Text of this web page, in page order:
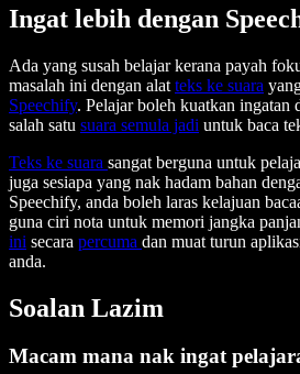
Ingat lebih dengan
Ada yang susah belajar kerana payah
masalah ini dengan alat teks ke suara
Speechify. Pelajar boleh kuatkan ingatan
salah satu suara semula jadi untuk baca
Teks ke suara sangat berguna untuk
juga sesiapa yang nak hadam bahan
Speechify, anda boleh laras kelajuan
guna ciri nota untuk memori jangka
ini secara percuma dan muat turun
anda.
Soalan Lazim
Macam mana nak ingat